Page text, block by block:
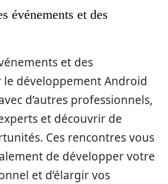
événements et des
et des
le développement Android
d’autres professionnels,
et découvrir de
Ces rencontres vous
de développer votre
et d’élargir vos